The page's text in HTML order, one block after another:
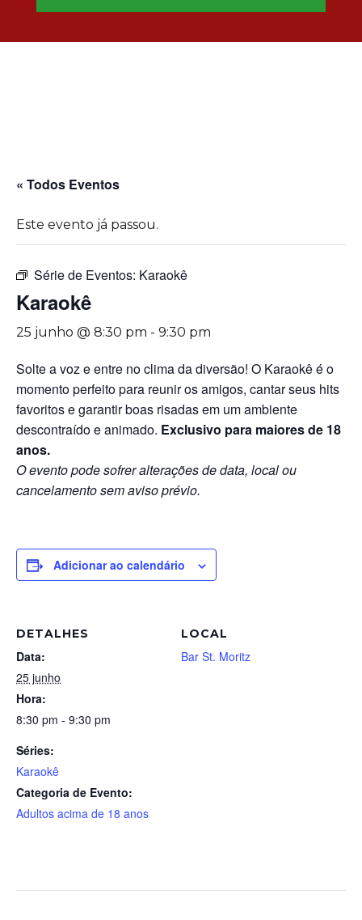
« Todos Eventos
Este evento já passou.
Série de Eventos: Karaokê
Karaokê
25 junho @ 8:30 pm - 9:30 pm
Solte a voz e entre no clima da diversão! O Karaokê é o
momento perfeito para reunir os amigos, cantar seus hits
favoritos e garantir boas risadas em um ambiente
descontraído e animado. Exclusivo para maiores de 18
anos.
O evento pode sofrer alterações de data, local ou
cancelamento sem aviso prévio.
Adicionar ao calendário
DETALHES
Data:
25 junho
Hora:
8:30 pm - 9:30 pm
Séries:
Karaokê
Categoria de Evento:
Adultos acima de 18 anos
LOCAL
Bar St. Moritz